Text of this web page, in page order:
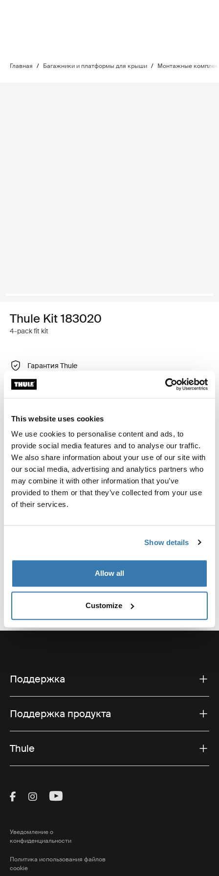
This website uses cookies
We use cookies to personalise content and ads, to
provide social media features and to analyse our traffic.
We also share information about your use of our site with
our social media, advertising and analytics partners who
may combine it with other information that you’ve
provided to them or that they’ve collected from your use
of their services.
Show details
Allow all
Customize
Главная / Багажники и платформы для крыши / Монтажные
Thule Kit 183020
4-pack fit kit
Гарантия Thule
Найти в магазине
Набор регулируемых переходников для установки
багажника Thule на крышах некоторых
автомобилей.
Технические характеристики
Поддержка
Поддержка продукта
Thule
Visit Thule on Facebook (external link)
Visit Thule on Instagram (external link)
Visit Thule on Youtube (external
Уведомление о
конфиденциальности
Политика использования файлов
cookie